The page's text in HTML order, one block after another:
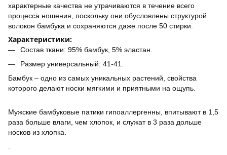
характерные качества не утрачиваются в течение всего
процесса ношения, поскольку они обусловлены структурой
волокон бамбука и сохраняются даже после 50 стирки.
Характеристики:
Состав ткани: 95% бамбук, 5% эластан.
Размер универсальный: 41-41.
Бамбук – одно из самых уникальных растений, свойства
которого делают носки мягкими и приятными на ощупь.
Мужские бамбуковые патики гипоаллергенны, впитывают в 1,5
раза больше влаги, чем хлопок, и служат в 3 раза дольше
носков из хлопка.
.